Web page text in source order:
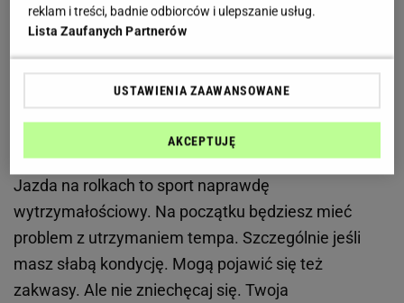
spadać w dół. Oczywiście pod warunkiem, że po
treningu nie pójdziesz zjeść burgera i dużej porcji
Dlaczego warto jeździć na rolkach? Bo jazda na
rolkach poprawia kondycję
Jazda na rolkach to sport naprawdę
wytrzymałościowy. Na początku będziesz mieć
problem z utrzymaniem tempa. Szczególnie jeśli
masz słabą kondycję. Mogą pojawić się też
zakwasy. Ale nie zniechęcaj się. Twoja
reklam i treści, badnie odbiorców i ulepszanie usług.
Lista Zaufanych Partnerów
USTAWIENIA ZAAWANSOWANE
AKCEPTUJĘ